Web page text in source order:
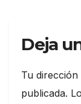
Deja
Tu
publicada.